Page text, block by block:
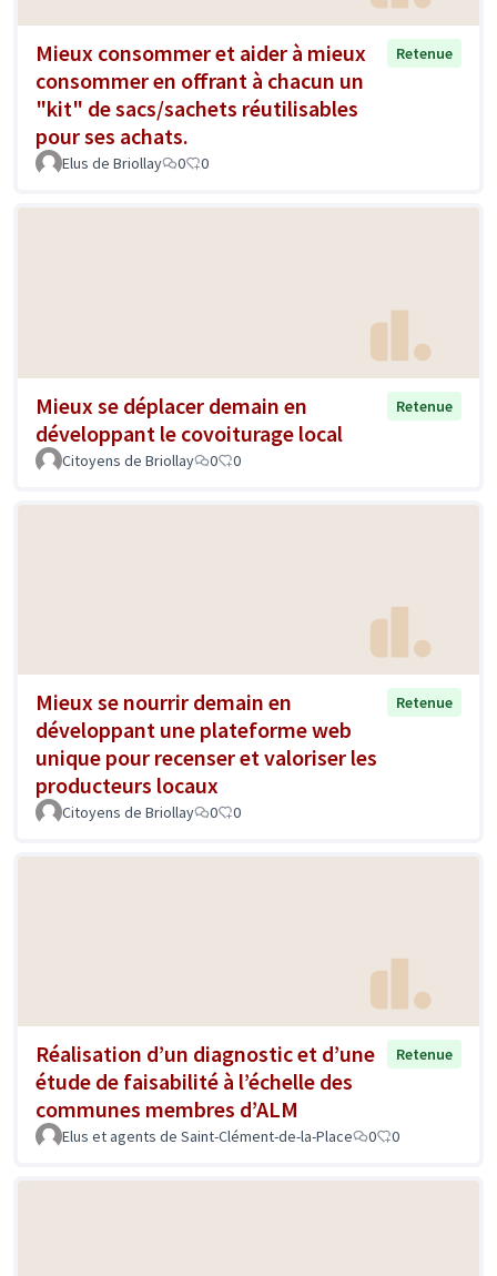
Mieux consommer et aider à mieux
consommer en offrant à chacun un
"kit" de sacs/sachets réutilisables
pour ses achats.
Retenue
Elus de Briollay 0 0
Mieux se déplacer demain en
développant le covoiturage local
Retenue
Citoyens de Briollay 0 0
Mieux se nourrir demain en
développant une plateforme web
unique pour recenser et valoriser les
producteurs locaux
Retenue
Citoyens de Briollay 0 0
Réalisation d’un diagnostic et d’une
étude de faisabilité à l’échelle des
communes membres d’ALM
Retenue
Elus et agents de Saint-Clément-de-la-Place 0 0